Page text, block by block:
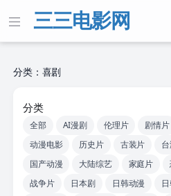
三三电影网
分类：喜剧
分类
全部 AI漫剧 伦理片 剧情片
动漫电影
历史片 古装片
国产动漫
大陆综艺 家庭片
战争片
日本剧 日韩动漫